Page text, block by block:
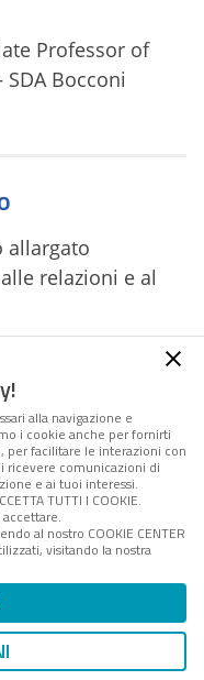
Professor of
Bocconi
allargato
relazioni e al
e partnership
in eredità un
di nuove forme di
e di partnership
nazionale che
focalizzati sul
evoluzione e
come fulcro di
dalla
delle
ecco i nuovi
la UNI
alla navigazione e
i cookie anche per fornirti
per facilitare le interazioni con
ricevere comunicazioni di
e ai tuoi interessi.
TUTTI I COOKIE.
al nostro COOKIE CENTER
visitando la nostra